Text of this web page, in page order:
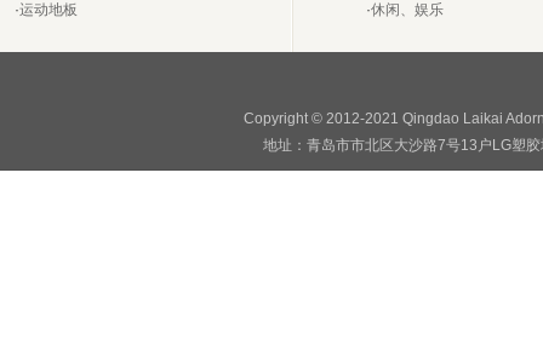
·运动地板
·休闲、娱乐
Copyright © 2012-2021 Qingdao Laikai
地址：青岛市市北区大沙路7号13户LG